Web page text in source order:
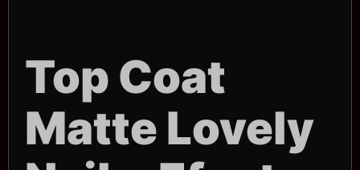
Top Coat
Matte Lovely